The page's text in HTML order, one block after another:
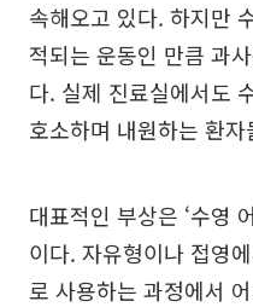
속해오고 있다. 하지만
적되는 운동인 만큼 과
다. 실제 진료실에서도
호소하며 내원하는 환
대표적인 부상은 ‘수영
이다. 자유형이나 접영
로 사용하는 과정에서